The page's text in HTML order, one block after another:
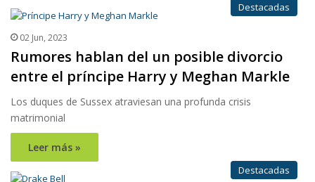
Destacadas
02 Jun, 2023
Rumores hablan del un posible divorcio
entre el príncipe Harry y Meghan Markle
Los duques de Sussex atraviesan una profunda crisis
matrimonial
Leer más »
Destacadas